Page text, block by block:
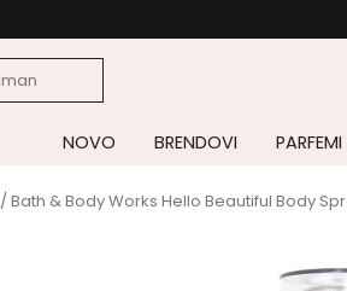
NOVO BRENDOVI PARFEMI
/ Bath & Body Works Hello Beautiful Body